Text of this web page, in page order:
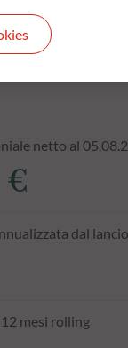
netto al
€
dal lancio
mesi rolling